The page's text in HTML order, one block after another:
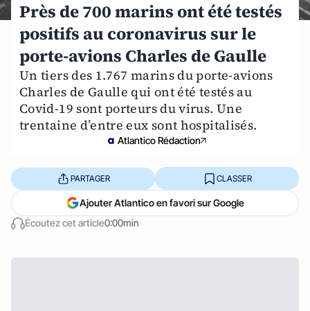
Près de 700 marins ont été testés
positifs au coronavirus sur le
porte-avions Charles de Gaulle
Un tiers des 1.767 marins du porte-avions
Charles de Gaulle qui ont été testés au
Covid-19 sont porteurs du virus. Une
trentaine d’entre eux sont hospitalisés.
Atlantico Rédaction
Écoutez cet article0:00min
PARTAGER CLASSER
Ajouter Atlantico en favori sur Google